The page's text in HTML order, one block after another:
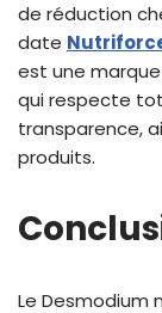
de réduction
date
est une
qui respecte
transparence,
produits.
Le